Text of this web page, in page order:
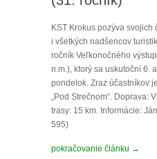
KST Krokus pozýva svojich
i všetkých nadšencov
ročník Veľkonočného
n.m.), ktorý sa uskutoční 6.
pondelok. Zraz účastníkov
„Pod Strečnom“. Doprava:
trasy: 15 km. Informácie:
595)
pokračovanie článku →